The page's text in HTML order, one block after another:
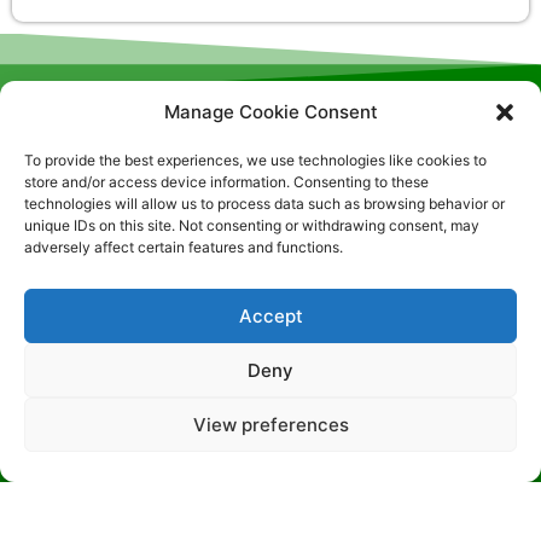
Manage Cookie Consent
To provide the best experiences, we use technologies like cookies to
store and/or access device information. Consenting to these
technologies will allow us to process data such as browsing behavior or
unique IDs on this site. Not consenting or withdrawing consent, may
adversely affect certain features and functions.
Accept
Deny
View preferences
Localização SGAN, 608 – LT F – Sala: 326, Brasilia- DF